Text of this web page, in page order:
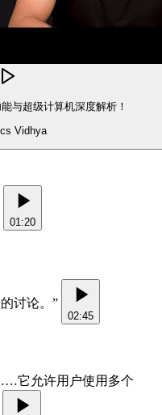
与超级计算机深度解析！
Vidhya
01:20
讨论。 ”
02:45
它允许用户使用多个